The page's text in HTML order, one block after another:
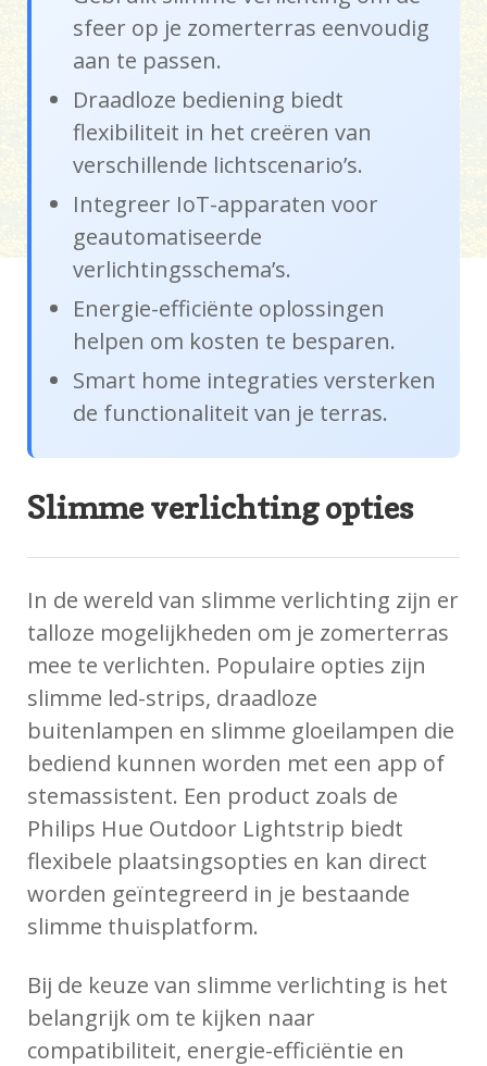
sfeer op je zomerterras eenvoudig
aan te passen.
Draadloze bediening biedt
flexibiliteit in het creëren van
verschillende lichtscenario’s.
Integreer IoT-apparaten voor
geautomatiseerde
verlichtingsschema’s.
Energie-efficiënte oplossingen
helpen om kosten te besparen.
Smart home integraties versterken
de functionaliteit van je terras.
Slimme verlichting opties
In de wereld van slimme verlichting zijn er
talloze mogelijkheden om je zomerterras
mee te verlichten. Populaire opties zijn
slimme led-strips, draadloze
buitenlampen en slimme gloeilampen die
bediend kunnen worden met een app of
stemassistent. Een product zoals de
Philips Hue Outdoor Lightstrip biedt
flexibele plaatsingsopties en kan direct
worden geïntegreerd in je bestaande
slimme thuisplatform.
Bij de keuze van slimme verlichting is het
belangrijk om te kijken naar
compatibiliteit, energie-efficiëntie en